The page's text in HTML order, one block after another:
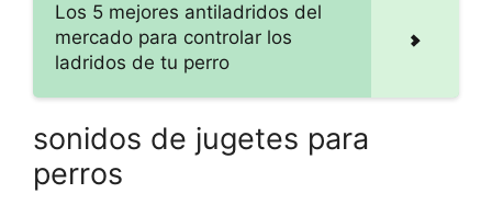
Los 5 mejores antiladridos del
mercado para controlar los
ladridos de tu perro
sonidos de jugetes para
perros